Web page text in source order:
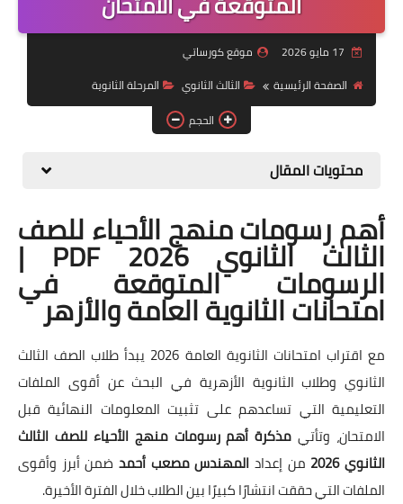
موضوعات
تكنولوجيا
صحة
موقع كورساتي
الصفحة الرئيسية
الثالث الثانوي
المرحلة الثانوية
الحجم
محتويات المقال
أهم رسومات منهج الأحياء للصف
الثالث الثانوي 2026 PDF |
الرسومات المتوقعة في
امتحانات الثانوية العامة والأزهر
مع اقتراب امتحانات الثانوية العامة 2026 يبدأ طلاب الصف الثالث
الثانوي وطلاب الثانوية الأزهرية في البحث عن أقوى الملفات
التعليمية التي تساعدهم على تثبيت المعلومات النهائية قبل
الامتحان، وتأتي مذكرة أهم رسومات منهج الأحياء للصف الثالث
الثانوي 2026
من إعداد المهندس مصعب أحمد ضمن أبرز وأقوى
الملفات التي حققت انتشارًا كبيرًا بين الطلاب خلال الفترة الأخيرة.